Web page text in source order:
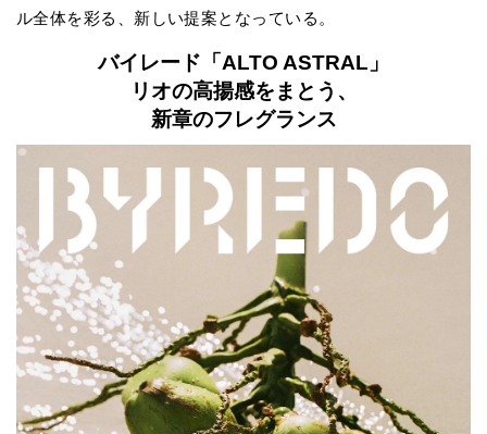
ル全体を彩る、新しい提案となっている。
バイレード「ALTO ASTRAL」
リオの高揚感をまとう、
新章のフレグランス